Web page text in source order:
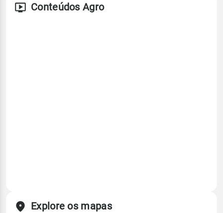
Conteúdos Agro
Explore os mapas